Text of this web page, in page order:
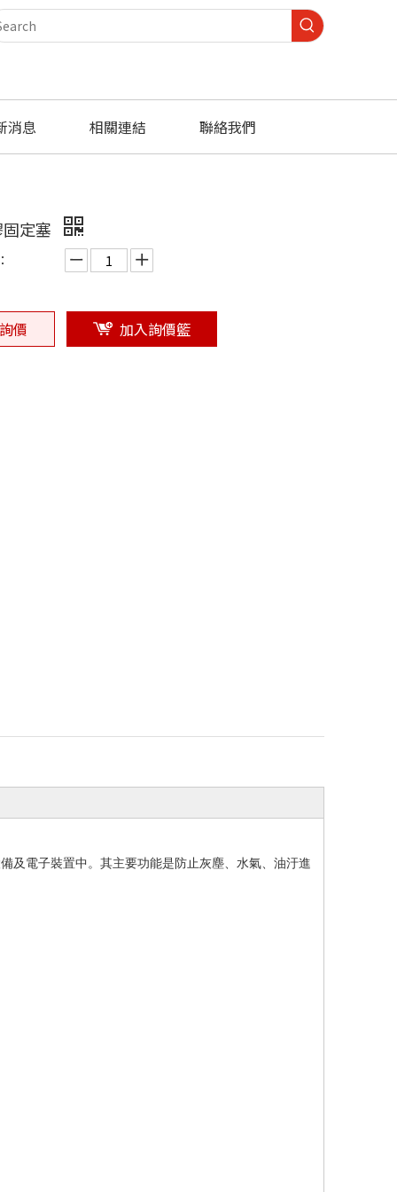
消息 相關連結 聯絡我們
定塞
詢價 加入詢價籃
及電子裝置中。其主要功能是防止灰塵、水氣、油汙進